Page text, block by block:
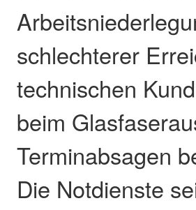
schlechterer
technischen
beim
Terminabsagen
Die Notdienste